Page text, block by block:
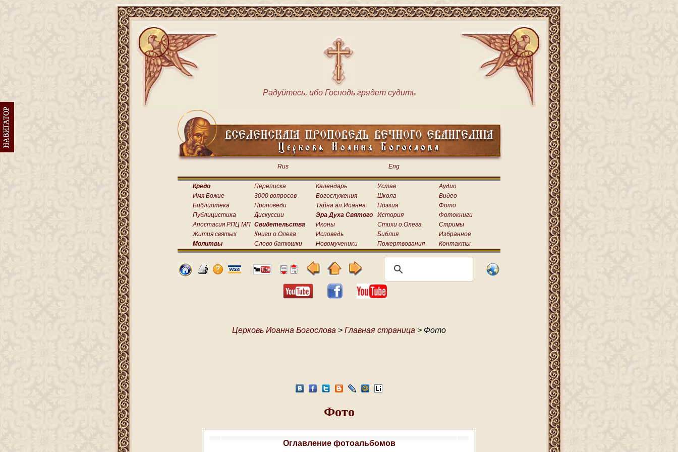
Радуйтесь, ибо Господь грядет судить
Rus Eng
Кредо Переписка Календарь Устав
Аудио
Имя Божие
3000 вопросов Богослужения Школа
Видео
Библиотека
Проповеди Тайна ап.Иоанна Поэзия
Фото
Публицистика
Дискуссии Эра Духа Святого История
Фотокниги
Апостасия РПЦ МП Свидетельства Иконы Стихи о.Олега
Стримы
Жития святых
Книги о.Олега Исповедь Библия
Избранное
Молитвы
Слово батюшки Новомученики Пожертвования Контакты
Церковь Иоанна Богослова > Главная страница > Фото
Фото
Оглавление фотоальбомов